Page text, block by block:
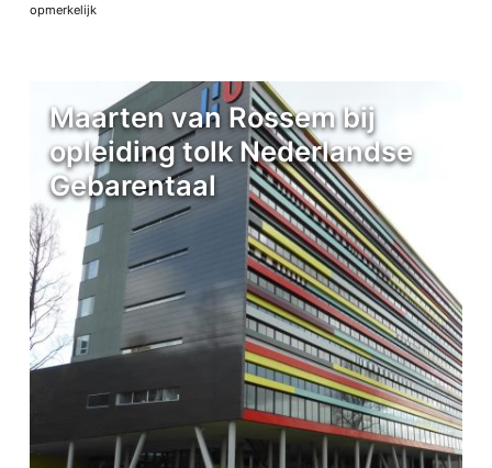
opmerkelijk
Maarten van Rossem bij
opleiding tolk Nederlandse
Gebarentaal